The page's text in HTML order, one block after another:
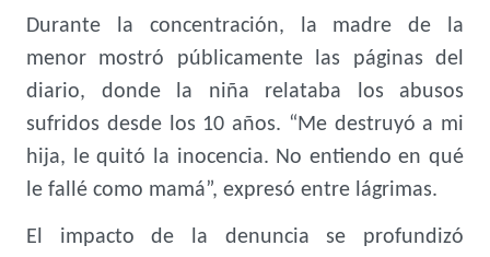
Durante la concentración, la madre de la
menor mostró públicamente las páginas del
diario, donde la niña relataba los abusos
sufridos desde los 10 años. “Me destruyó a mi
hija, le quitó la inocencia. No entiendo en qué
le fallé como mamá”, expresó entre lágrimas.
El impacto de la denuncia se profundizó